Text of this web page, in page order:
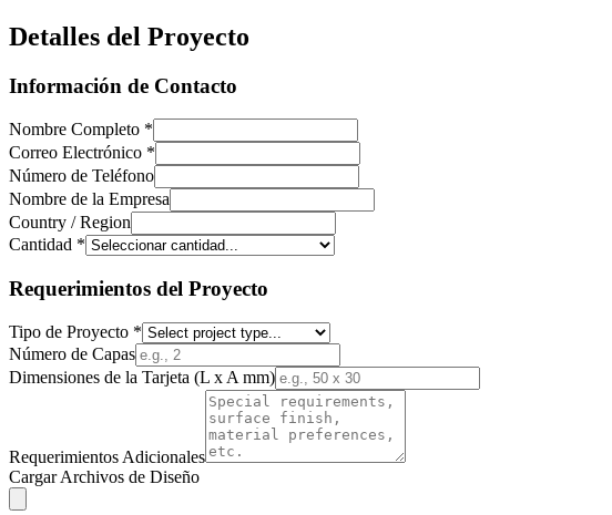
Detalles del Proyecto
Información de Contacto
Nombre Completo *
Correo Electrónico *
Número de Teléfono
Nombre de la Empresa
Country / Region
Cantidad *
Requerimientos del Proyecto
Tipo de Proyecto *
Número de Capas
Dimensiones de la Tarjeta (L x A mm)
Requerimientos Adicionales
Cargar Archivos de Diseño